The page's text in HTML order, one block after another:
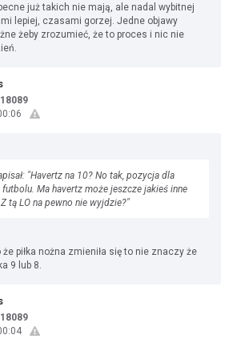
już takich nie mają, ale nadal wybitnej
lepiej, czasami gorzej. Jedne objawy
żeby zrozumieć, że to proces i nic nie
18089
"Havertz na 10? No tak, pozycja dla
Ma havertz może jeszcze jakieś inne
tą LO na pewno nie wyjdzie?"
że piłka nożna zmieniła się to nie znaczy że
9 lub 8.
18089